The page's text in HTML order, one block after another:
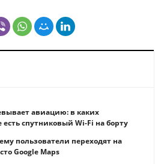
авиацию: в каких
спутниковый Wi-Fi на борту
пользователи переходят на
Google Maps